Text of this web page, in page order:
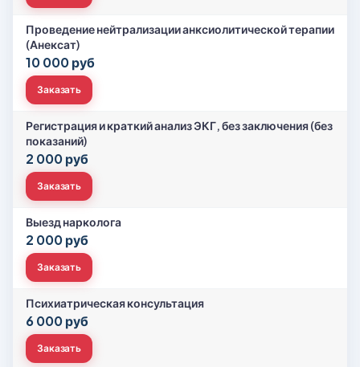
Проведение нейтрализации анксиолитической терапии
(Анексат)
10 000 руб
Заказать
Регистрация и краткий анализ ЭКГ, без заключения (без
показаний)
2 000 руб
Заказать
Выезд нарколога
2 000 руб
Заказать
Психиатрическая консультация
6 000 руб
Заказать